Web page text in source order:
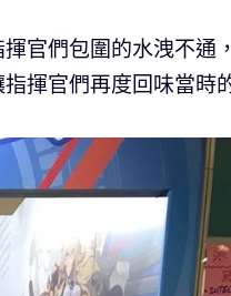
官們包圍的水洩不通
揮官們再度回味當時